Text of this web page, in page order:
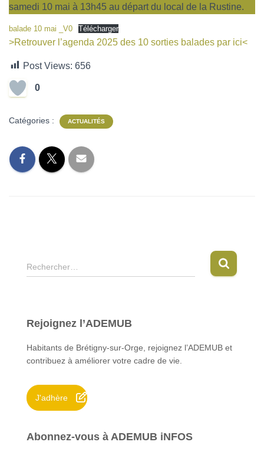
samedi 10 mai à 13h45 au départ du local de la Rustine.
balade 10 mai _V0 Télécharger
>Retrouver l’agenda 2025 des 10 sorties balades par ici<
Post Views: 656
0
Catégories : ACTUALITÉS
R
e
r
h
e
:
Rechercher…
Rejoignez l’ADEMUB
Habitants de Brétigny-sur-Orge, rejoignez l’ADEMUB et
contribuez à améliorer votre cadre de vie.
J'adhère
Abonnez-vous à ADEMUB iNFOS